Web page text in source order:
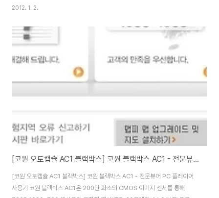
대각 기준 최대 150도로 넓은 각도로 녹화 제공, 영상 녹화와 함께 음성 녹음,
제공하고,3축 가속 센서를 통해 외부 충격을 감지해 자동 녹화 기능과 전원 이
상시에도 내장 배터리를 통해 마지막 녹화 파일을 안전하게 저장까지 지원하는
블랙박스인데요. 이번에는 주간과 야간 주행후기를 소개해볼까 합니다. 이번
주간 주행영상은 부산 영도구~연제구, 야간 주행영상은 서면~영도구로 이동
2012. 1. 2.
[코원 오토캡슐 AC1 블랙박스] 코원 블랙박스 AC1 - 전문뷰어 PC 플레이어 사용기
[코원 오토캡슐 AC1 블랙박스] 코원 블랙박스 AC1 - 전문뷰어 PC 플레이어
사용기 코원 블랙박스 AC1은 200만 화소의 CMOS 이미지 센서를 통해